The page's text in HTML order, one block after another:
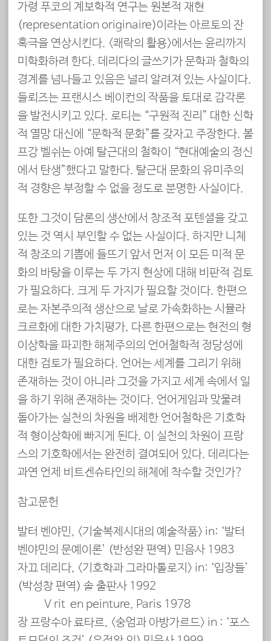
가령 푸코의 계보학적 연구는 원본적 재현
(representation originaire)이라는 아르토의 잔
혹극을 연상시킨다. <쾌락의 활용>에서는 윤리까지
미학화하려 한다. 데리다의 글쓰기가 문학과 철학의
경계를 넘나들고 있음은 널리 알려져 있는 사실이다.
들뢰즈는 프랜시스 베이컨의 작품을 토대로 감각론
을 발전시키고 있다. 로티는 “구원적 진리” 대한 신학
적 열망 대신에 “문학적 문화”를 갖자고 주장한다. 볼
프강 벨쉬는 아예 탈근대의 철학이 “현대예술의 정신
에서 탄생”했다고 말한다. 탈근대 문화의 유미주의
적 경향은 부정할 수 없을 정도로 분명한 사실이다.
또한 그것이 담론의 생산에서 창조적 포텐셜을 갖고
있는 것 역시 부인할 수 없는 사실이다. 하지만 니체
적 창조의 기쁨에 들뜨기 앞서 먼저 이 모든 미적 문
화의 바탕을 이루는 두 가지 현상에 대해 비판적 검토
가 필요하다. 크게 두 가지가 필요할 것이다. 한편으
로는 자본주의적 생산으로 날로 가속화하는 시뮬라
크르화에 대한 가치평가, 다른 한편으로는 현전의 형
이상학을 파괴한 해체주의의 언어철학적 정당성에
대한 검토가 필요하다. 언어는 세계를 그리기 위해
존재하는 것이 아니라 그것을 가지고 세계 속에서 일
을 하기 위해 존재하는 것이다. 언어게임과 맞물려
돌아가는 실천의 차원을 배제한 언어철학은 기호학
적 형이상학에 빠지게 된다. 이 실천의 차원이 프랑
스의 기호학에서는 완전히 결여되어 있다. 데리다는
과연 언제 비트겐슈타인의 해체에 착수할 것인가?
참고문헌
발터 벤야민, <기술복제시대의 예술작품> in: ‘발터
벤야민의 문예이론’ (반성완 편역) 민음사 1983
자끄 데리다, <기호학과 그라마톨로지> in: ‘입장들’
(박성창 편역) 솔 출판사 1992
V rit en peinture, Paris 1978
장 프랑수아 료타르, <숭엄과 아방가르드> in : ‘포스